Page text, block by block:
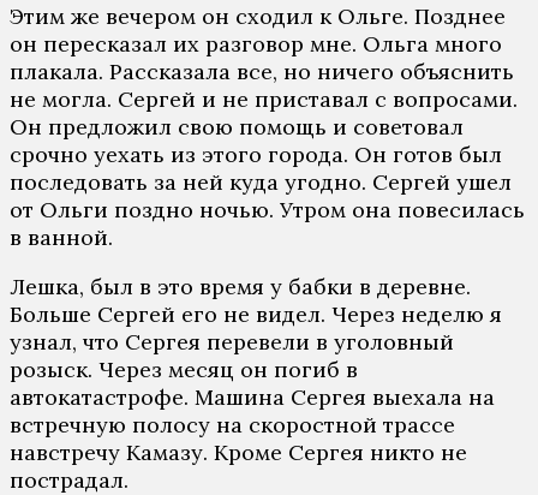
Этим же вечером он сходил к Ольге. Позднее
он пересказал их разговор мне. Ольга много
плакала. Рассказала все, но ничего объяснить
не могла. Сергей и не приставал с вопросами.
Он предложил свою помощь и советовал
срочно уехать из этого города. Он готов был
последовать за ней куда угодно. Сергей ушел
от Ольги поздно ночью. Утром она повесилась
в ванной.
Лешка, был в это время у бабки в деревне.
Больше Сергей его не видел. Через неделю я
узнал, что Сергея перевели в уголовный
розыск. Через месяц он погиб в
автокатастрофе. Машина Сергея выехала на
встречную полосу на скоростной трассе
навстречу Камазу. Кроме Сергея никто не
пострадал.